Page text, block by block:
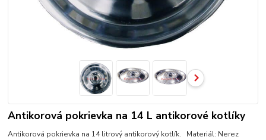
Antikorová pokrievka na 14 L antikorové kotlíky
Antikorová pokrievka na 14 litrový antikorový kotlík. Materiál: Nerez